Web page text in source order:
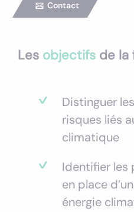
Contact
Les objectifsde la
Distinguer
risques liés
climatique
Identifier les
en place
énergie